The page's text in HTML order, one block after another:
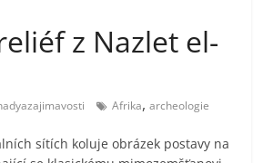
z Nazlet el-
Afrika,archeologie
sítích koluje obrázek postavy na